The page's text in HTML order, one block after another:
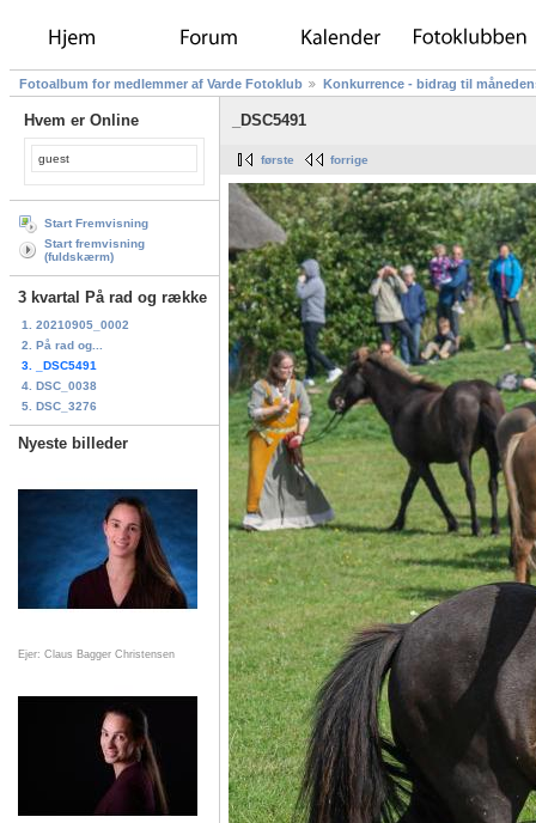
Fotoalbum for medlemmer af Varde Fotoklub Konkurrence - bidrag til
Hvem er Online
guest
Start Fremvisning
Start fremvisning
(fuldskærm)
3 kvartal På rad og række
1. 20210905_0002
2. På rad og...
3. _DSC5491
4. DSC_0038
5. DSC_3276
Nyeste billeder
Ejer: Claus Bagger Christensen
_DSC5491
første forrige